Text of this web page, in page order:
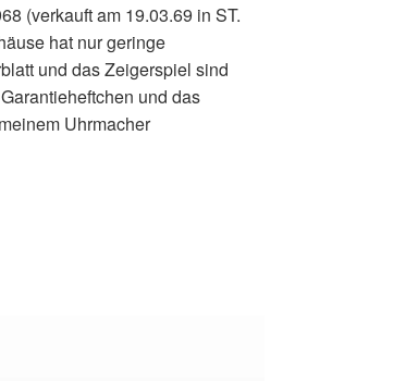
(verkauft am 19.03.69 in ST.
hat nur geringe
und das Zeigerspiel sind
und das
Uhrmacher